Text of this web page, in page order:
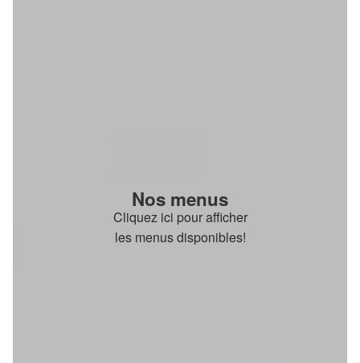
Nos menus
Cliquez ici pour afficher
les menus disponibles!